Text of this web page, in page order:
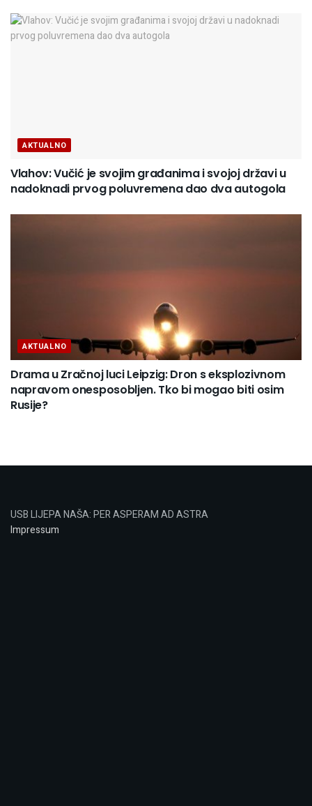
AKTUALNO
Vlahov: Vučić je svojim građanima i svojoj državi u
nadoknadi prvog poluvremena dao dva autogola
AKTUALNO
Drama u Zračnoj luci Leipzig: Dron s eksplozivnom
napravom onesposobljen. Tko bi mogao biti osim
Rusije?
USB LIJEPA NAŠA: PER ASPERAM AD ASTRA
Impressum